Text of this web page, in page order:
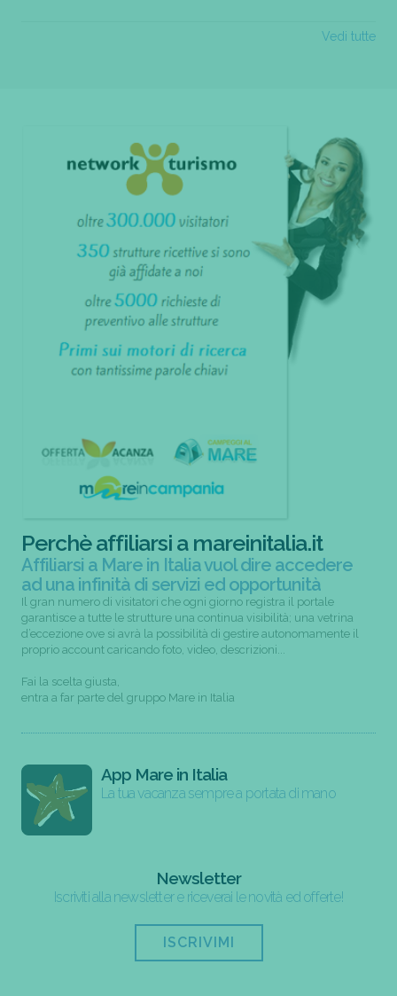
Vedi tutte
Perchè affiliarsi a mareinitalia.it
Affiliarsi a Mare in Italia vuol dire accedere
ad una infinità di servizi ed opportunità
Il gran numero di visitatori che ogni giorno registra il portale
garantisce a tutte le strutture una continua visibilità; una vetrina
d’eccezione ove si avrà la possibilità di gestire autonomamente il
proprio account caricando foto, video, descrizioni...
Fai la scelta giusta,
entra a far parte del gruppo Mare in Italia
App Mare in Italia
La tua vacanza sempre a portata di mano
Newsletter
Iscriviti alla newsletter e riceverai le novità ed offerte!
ISCRIVIMI